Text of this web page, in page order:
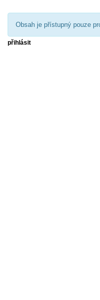
Obsah je přístupný pouze
přihlásit